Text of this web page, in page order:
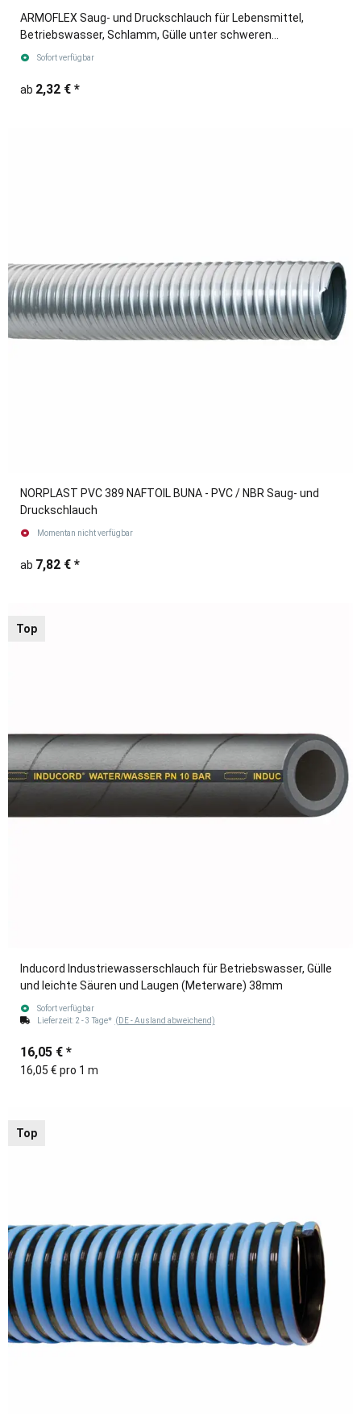
ARMOFLEX Saug- und Druckschlauch für Lebensmittel,
Betriebswasser, Schlamm, Gülle unter schweren
Einsatzbedingungen.
Sofort verfügbar
ab 2,32 € *
NORPLAST PVC 389 NAFTOIL BUNA - PVC / NBR Saug- und
Druckschlauch
Momentan nicht verfügbar
ab 7,82 € *
Top
Inducord Industriewasserschlauch für Betriebswasser, Gülle
und leichte Säuren und Laugen (Meterware) 38mm
Sofort verfügbar
Lieferzeit: 2 - 3 Tage* (DE - Ausland abweichend)
16,05 € *
16,05 € pro 1 m
Top